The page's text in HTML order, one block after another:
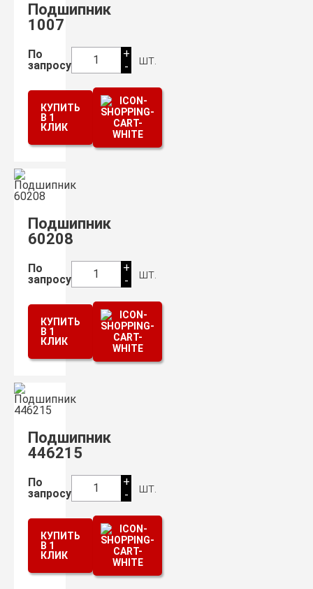
Подшипник
1007
По
запросу
1
+
-
шт.
КУПИТЬ
В 1
КЛИК
Подшипник
60208
По
запросу
1
+
-
шт.
КУПИТЬ
В 1
КЛИК
Подшипник
446215
По
запросу
1
+
-
шт.
КУПИТЬ
В 1
КЛИК